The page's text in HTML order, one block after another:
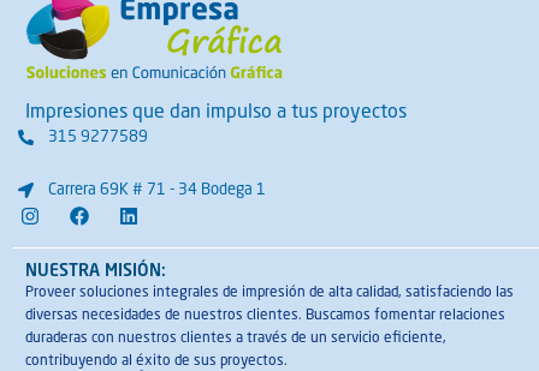
Impresiones que dan impulso a tus proyectos
315 9277589
Carrera 69K # 71 - 34 Bodega 1
I
n
s
t
a
g
r
a
m
F
a
c
e
b
o
o
k
L
i
n
k
e
d
i
n
NUESTRA MISIÓN:
Proveer soluciones integrales de impresión de alta calidad, satisfaciendo las
diversas necesidades de nuestros clientes. Buscamos fomentar relaciones
duraderas con nuestros clientes a través de un servicio eficiente,
contribuyendo al éxito de sus proyectos.